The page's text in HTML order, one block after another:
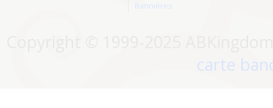
Bannières
carte